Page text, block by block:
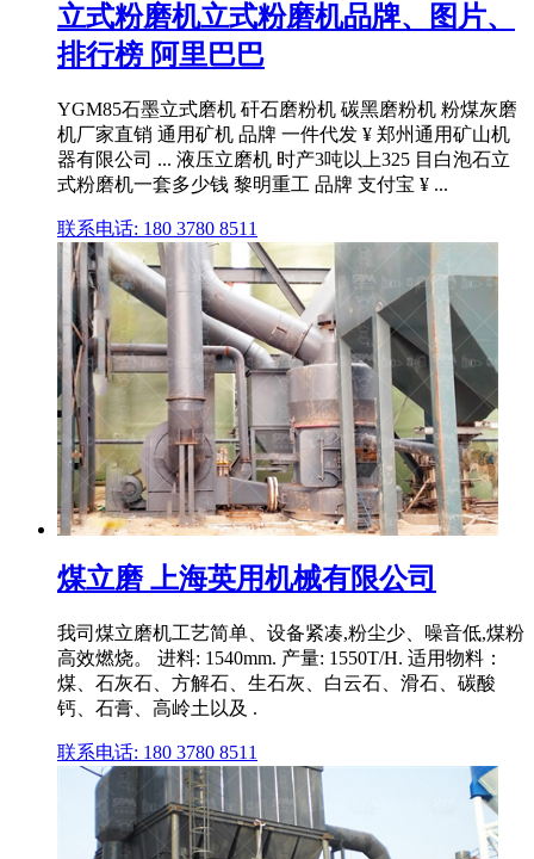
立式粉磨机立式粉磨机品牌、图片、
排行榜 阿里巴巴
YGM85石墨立式磨机 矸石磨粉机 碳黑磨粉机 粉煤灰磨
机厂家直销 通用矿机 品牌 一件代发 ¥ 郑州通用矿山机
器有限公司 ... 液压立磨机 时产3吨以上325 目白泡石立
式粉磨机一套多少钱 黎明重工 品牌 支付宝 ¥ ...
联系电话: 180 3780 8511
煤立磨 上海英用机械有限公司
我司煤立磨机工艺简单、设备紧凑,粉尘少、噪音低,煤粉
高效燃烧。 进料: 1540mm. 产量: 1550T/H. 适用物料：
煤、石灰石、方解石、生石灰、白云石、滑石、碳酸
钙、石膏、高岭土以及 .
联系电话: 180 3780 8511